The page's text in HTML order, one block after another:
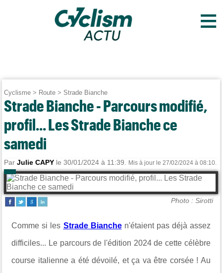
≡
Cyclisme > Route > Strade Bianche
Strade Bianche - Parcours modifié,
profil... Les Strade Bianche ce
samedi
ParJulie CAPY le 30/01/2024 à 11:39. Mis à jour le 27/02/2024 à 08:10.
Photo : Sirotti
Comme si les Strade Bianchen'étaient pas déjà assez
difficiles... Le parcours de l'édition 2024 de cette célèbre
course italienne a été dévoilé, et ça va être corsée ! Au